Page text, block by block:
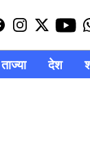
ताज्या देश